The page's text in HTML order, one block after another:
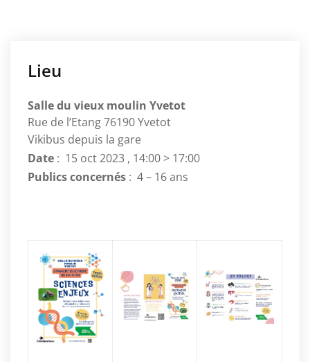
Lieu
Salle du vieux moulin Yvetot
Rue de l’Etang 76190 Yvetot
Vikibus depuis la gare
Date : 15 oct 2023 , 14:00 > 17:00
Publicsconcernés : 4 – 16 ans